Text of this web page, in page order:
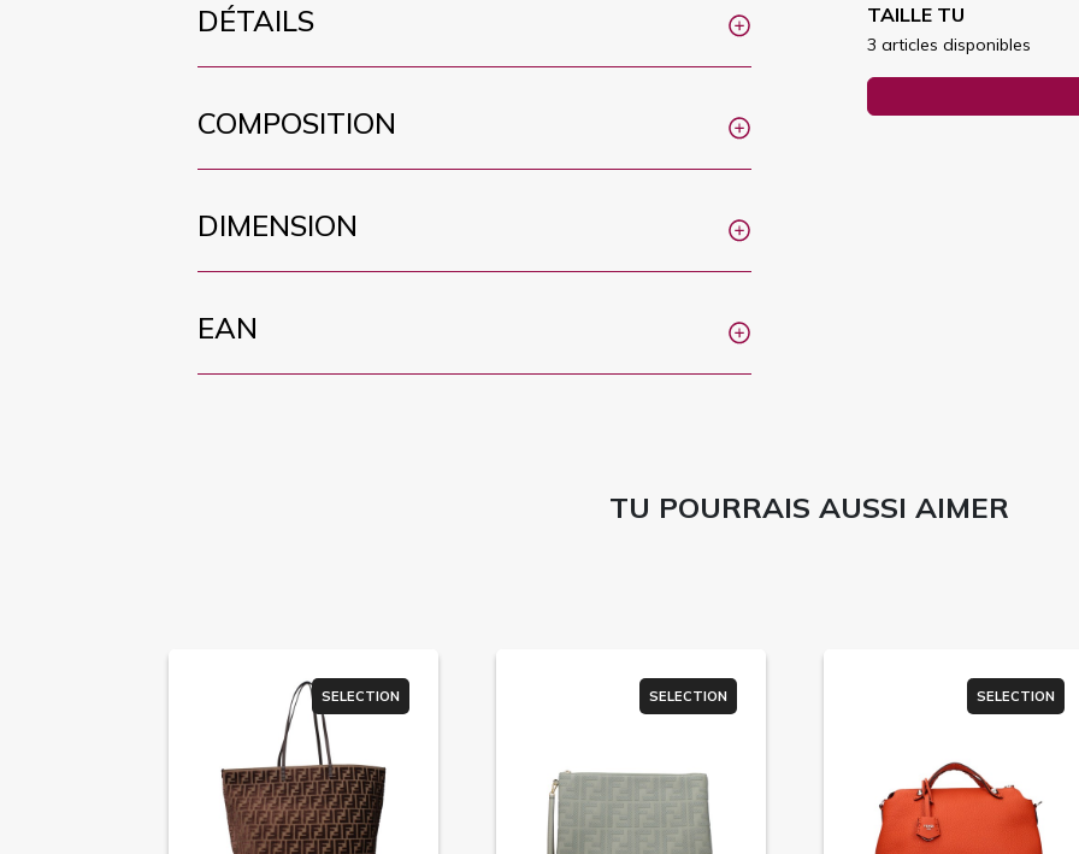
DÉTAILS
COMPOSITION
DIMENSION
EAN
TAILLE TU
3 articles disponibles
TU POURRAIS AUSSI AIMER
SELECTION SELECTION SELECTION